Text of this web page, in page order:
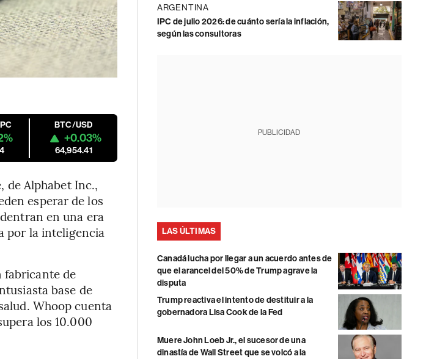
BTC/USD
+0.03%
64,954.41
de Alphabet Inc.,
esperar de los
en una era
por la inteligencia
fabricante de
base de
Whoop cuenta
los 10.000
ARGENTINA
IPC de julio 2026: de cuánto sería la inflación,
según las consultoras
PUBLICIDAD
LAS ÚLTIMAS
Canadá lucha por llegar a un acuerdo antes de
que el arancel del 50% de Trump agrave la
disputa
Trump reactiva el intento de destituir a la
gobernadora Lisa Cook de la Fed
Muere John Loeb Jr., el sucesor de una
dinastía de Wall Street que se volcó a la